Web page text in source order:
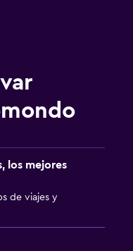
los mejores
de viajes y